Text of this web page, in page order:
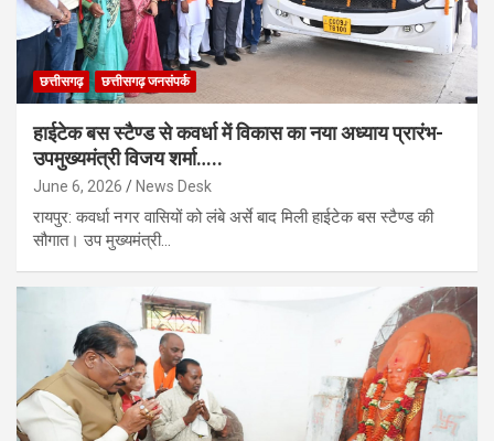
छत्तीसगढ़ छत्तीसगढ़ जनसंपर्क
हाईटेक बस स्टैण्ड से कवर्धा में विकास का नया अध्याय प्रारंभ-
उपमुख्यमंत्री विजय शर्मा…..
June 6, 2026 News Desk
रायपुर: कवर्धा नगर वासियों को लंबे अर्से बाद मिली हाईटेक बस स्टैण्ड की
सौगात। उप मुख्यमंत्री…